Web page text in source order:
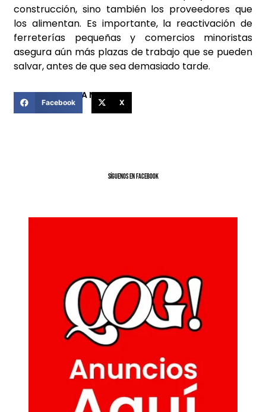
construcción, sino también los proveedores que
los alimentan. Es importante, la reactivación de
ferreterías pequeñas y comercios minoristas
asegura aún más plazas de trabajo que se pueden
salvar, antes de que sea demasiado tarde.
COMPARTIR ESTA NOTICIA
Facebook X
SíGUENOS EN FACEBOOK